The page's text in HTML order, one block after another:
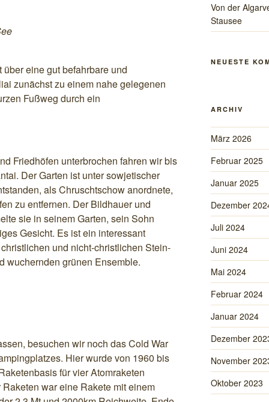
eine gut befahrbare und
zunächst zu einem nahe gelegenen
Fußweg durch ein
Friedhöfen unterbrochen fahren wir bis
Der Garten ist unter sowjetischer
als Chruschtschow anordnete,
zu entfernen. Der Bildhauer und
sie in seinem Garten, sein Sohn
Gesicht. Es ist ein interessant
und nicht-christlichen Stein-
wuchernden grünen Ensemble.
besuchen wir noch das Cold War
Hier wurde von 1960 bis
für vier Atomraketen
war eine Rakete mit einem
Von der
Stausee
NEUESTE
ARCHIV
März 2026
Februar 2025
Januar 2025
Dezember
Juli 2024
Juni 2024
Mai 2024
Februar 2024
Januar 2024
Dezember
November
Oktober 2023